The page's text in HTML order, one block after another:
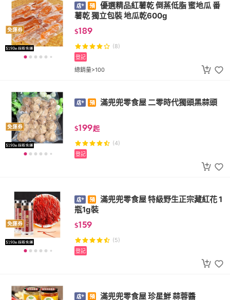
免運券
優選精品紅薯乾 倒蒸低脂 蜜地瓜 番
薯乾 獨立包裝 地瓜乾600g
$189
(8)
總銷量>100
登記
免運券
滿兜兜零食屋 二零時代獨頭黑蒜頭
$199起
(4)
登記
免運券
滿兜兜零食屋 特級野生正宗藏紅花 1
瓶1g裝
$159
(5)
登記
滿兜兜零食屋 珍星鮮 蒜蓉醬